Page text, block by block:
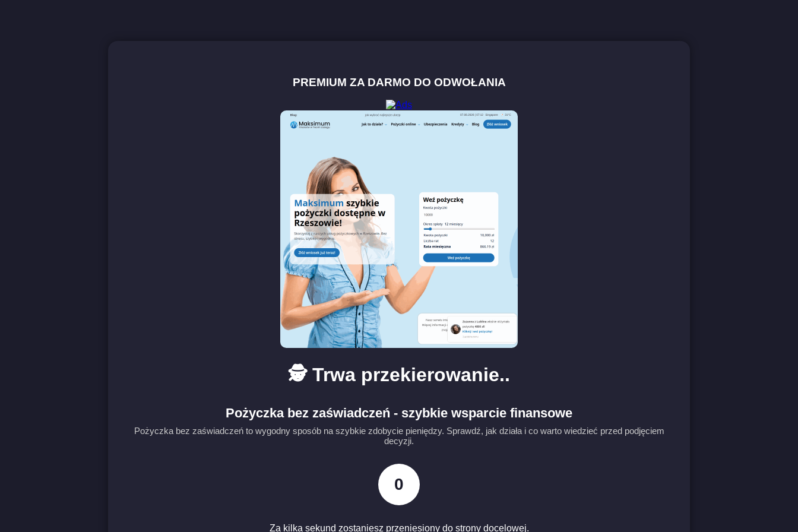
PREMIUM ZA DARMO DO ODWOŁANIA
🕵️ Trwa przekierowanie..
Pożyczka bez zaświadczeń - szybkie wsparcie finansowe
Pożyczka bez zaświadczeń to wygodny sposób na szybkie zdobycie pieniędzy. Sprawdź, jak działa i co warto wiedzieć przed podjęciem
decyzji.
0
Za kilka sekund zostaniesz przeniesiony do strony docelowej.